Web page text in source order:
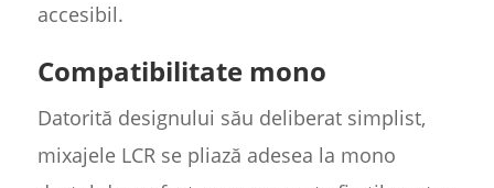
accesibil.
Compatibilitate mono
Datorită designului său deliberat simplist,
mixajele LCR se pliază adesea la mono